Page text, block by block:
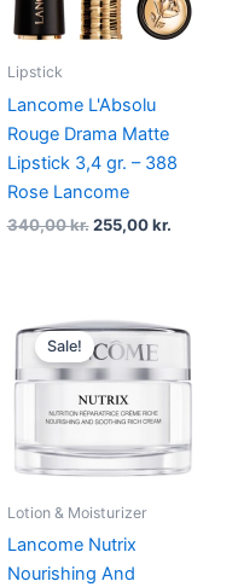
Lipstick
Lancome L'Absolu
Rouge Drama Matte
Lipstick 3,4 gr. – 388
Rose Lancome
340,00kr. 255,00kr.
Sale!
Lotion & Moisturizer
Lancome Nutrix
Nourishing And
Original
price
was:
525,00 kr..
price
393,75